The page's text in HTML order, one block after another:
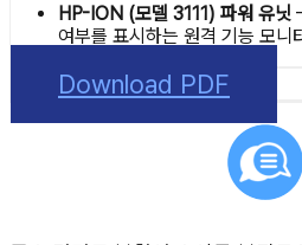
HP-ION (모델 3111) 파워 유닛
여부를 표시하는 원격 기능 모니
Download PDF